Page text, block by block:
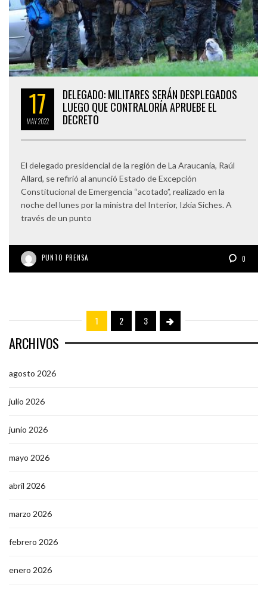
17
MAY2022
DELEGADO: MILITARES SERÁN DESPLEGADOS
LUEGO QUE CONTRALORÍA APRUEBE EL
DECRETO
El delegado presidencial de la región de La Araucanía, Raúl
Allard, se refirió al anunció Estado de Excepción
Constitucional de Emergencia “acotado”, realizado en la
noche del lunes por la ministra del Interior, Izkia Siches. A
través de un punto
PUNTO PRENSA 0
1 2 3
ARCHIVOS
agosto 2026
julio 2026
junio 2026
mayo 2026
abril 2026
marzo 2026
febrero 2026
enero 2026